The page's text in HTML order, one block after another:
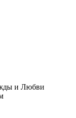
и Любви